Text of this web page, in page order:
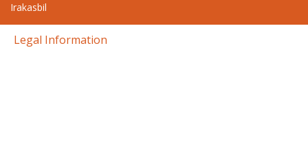
Irakasbil
Legal Information